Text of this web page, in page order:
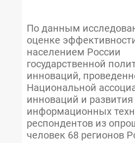
По данным
оценке
населением России
государственной
инноваций,
Национальной
инноваций и развития
информационных
респондентов из
человек 68 регионов